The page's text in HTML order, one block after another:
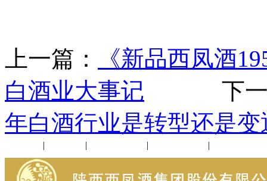
上一篇：
《新品西凤酒
白酒业大事记 下一
年白酒行业是转型还是变
| | | |